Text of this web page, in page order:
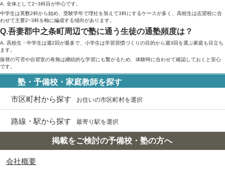
A. 全体として2~3科目が中心です。
中学生は英数2科から始め、受験学年で理社を加えて3科にするケースが多く、高校生は志望校に合
わせて主要2~3科を軸に編成する傾向があります。
Q.吾妻郡中之条町周辺で塾に通う生徒の通塾頻度は？
A. 高校生・中学生は週2回が最多で、小学生は学習習慣づくりの目的から週3回を選ぶ家庭も目立ち
ます。
振替の可否や自習室の有無は継続的な学習にも繋がるため、体験時に合わせて確認しておくと安心
です。
塾・予備校・家庭教師を探す
市区町村から探す お住いの市区町村を選択
路線・駅から探す 最寄り駅を選択
掲載をご検討の予備校・塾の方へ
会社概要